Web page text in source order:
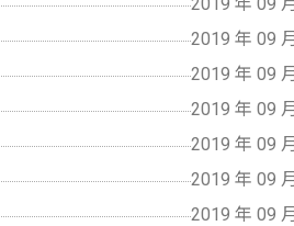
2019 年 09
2019 年 09
2019 年 09
2019 年 09
2019 年 09
2019 年 09